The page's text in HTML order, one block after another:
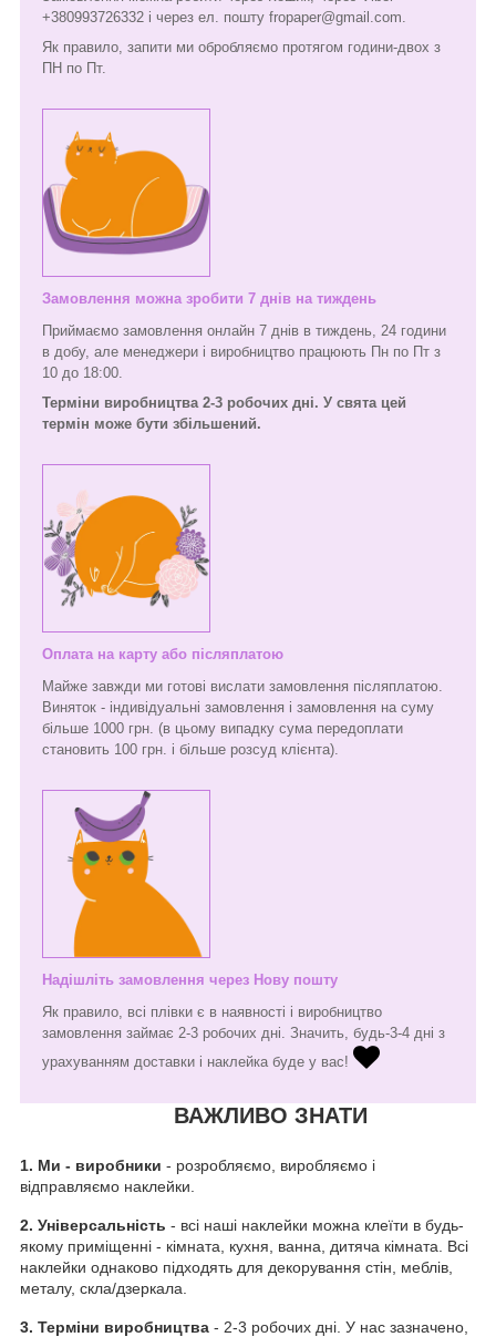
+380993726332 і через ел. пошту fropaper@gmail.com.
Як правило, запити ми обробляємо протягом години-двох з
ПН по Пт.
Замовлення можна зробити 7 днів на тиждень
Приймаємо замовлення онлайн 7 днів в тиждень, 24 години
в добу, але менеджери і виробництво працюють Пн по Пт з
10 до 18:00.
Терміни виробництва 2-3 робочих дні. У свята цей
термін може бути збільшений.
Оплата на карту або післяплатою
Майже завжди ми готові вислати замовлення післяплатою.
Виняток - індивідуальні замовлення і замовлення на суму
більше 1000 грн. (в цьому випадку сума передоплати
становить 100 грн. і більше розсуд клієнта).
Надішліть замовлення через Нову пошту
Як правило, всі плівки є в наявності і виробництво
замовлення займає 2-3 робочих дні. Значить, будь-3-4 дні з
урахуванням доставки і наклейка буде у вас!
ВАЖЛИВО ЗНАТИ
1. Ми - виробники - розробляємо, виробляємо і
відправляємо наклейки.
2. Універсальність - всі наші наклейки можна клеїти в будь-
якому приміщенні - кімната, кухня, ванна, дитяча кімната. Всі
наклейки однаково підходять для декорування стін, меблів,
металу, скла/дзеркала.
3. Терміни виробництва - 2-3 робочих дні. У нас зазначено,